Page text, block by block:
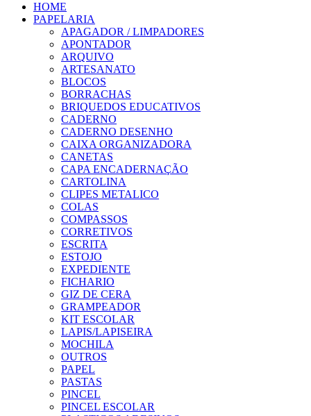
HOME
PAPELARIA
APAGADOR / LIMPADORES
APONTADOR
ARQUIVO
ARTESANATO
BLOCOS
BORRACHAS
BRIQUEDOS EDUCATIVOS
CADERNO
CADERNO DESENHO
CAIXA ORGANIZADORA
CANETAS
CAPA ENCADERNAÇÃO
CARTOLINA
CLIPES METALICO
COLAS
COMPASSOS
CORRETIVOS
ESCRITA
ESTOJO
EXPEDIENTE
FICHARIO
GIZ DE CERA
GRAMPEADOR
KIT ESCOLAR
LAPIS/LAPISEIRA
MOCHILA
OUTROS
PAPEL
PASTAS
PINCEL
PINCEL ESCOLAR